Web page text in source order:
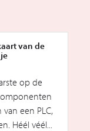
van de
op de
een PLC,
Héél véél...